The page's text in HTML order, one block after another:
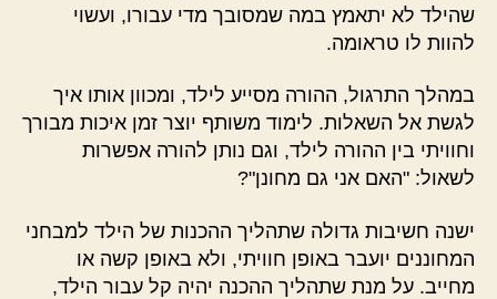
שהילד לא יתאמץ במה שמסובך מדי עבורו, ועשוי
להוות לו טראומה.
במהלך התרגול, ההורה מסייע לילד, ומכוון אותו איך
לגשת אל השאלות. לימוד משותף יוצר זמן איכות מבורך
וחוויתי בין ההורה לילד, וגם נותן להורה אפשרות
לשאול: "האם אני גם מחונן"?
ישנה חשיבות גדולה שתהליך ההכנות של הילד למבחני
המחוננים יועבר באופן חוויתי, ולא באופן קשה או
מחייב. על מנת שתהליך ההכנה יהיה קל עבור הילד,